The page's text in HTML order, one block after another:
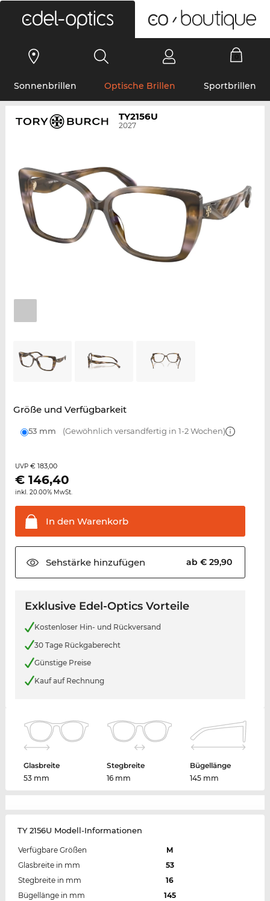
Sonnenbrillen Optische Brillen Sportbrillen
TY2156U
2027
Größe und Verfügbarkeit
53 mm (Gewöhnlich versandfertig in 1-2 Wochen)
UVP € 183,00
€ 146,40
inkl. 20.00% MwSt.
In den Warenkorb
Sehstärkehinzufügen ab € 29,90
Exklusive Edel-Optics Vorteile
Kostenloser Hin- und Rückversand
30 Tage Rückgaberecht
Günstige Preise
Kauf auf Rechnung
Glasbreite
53 mm
Stegbreite
16 mm
Bügellänge
145 mm
TY 2156U Modell-Informationen
Verfügbare Größen
M
Glasbreite in mm
53
Stegbreite in mm
16
Bügellänge in mm
145